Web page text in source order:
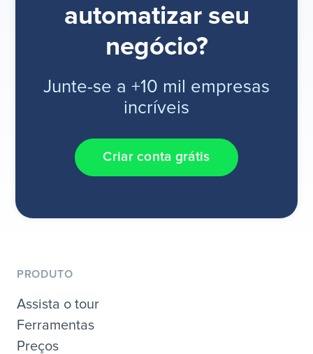
automatizar seu
negócio?
Junte-se a +10 mil empresas
incríveis
Criar conta grátis
PRODUTO
Assista o tour
Ferramentas
Preços